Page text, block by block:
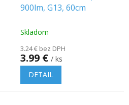
900lm, G13, 60cm
Skladom
3.24 € bez DPH
3.99 € / ks
DETAIL